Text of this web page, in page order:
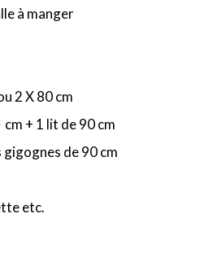
à manger
2 X 80 cm
+ 1 lit de 90 cm
gigognes de 90 cm
etc.